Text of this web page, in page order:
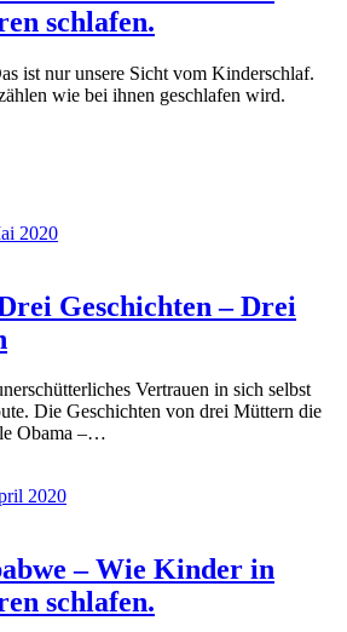
schlafen.
ist nur unsere Sicht vom Kinderschlaf.
wie bei ihnen geschlafen wird.
2020
Geschichten – Drei
Vertrauen in sich selbst
Die Geschichten von drei Müttern die
Obama –…
2020
– Wie Kinder in
schlafen.